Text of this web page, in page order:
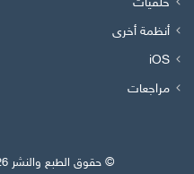
خلفيات
أنظمة أخرى
iOS
مراجعات
© حقوق الطبع والنشر 2026, جميع الحقوق محفوظة